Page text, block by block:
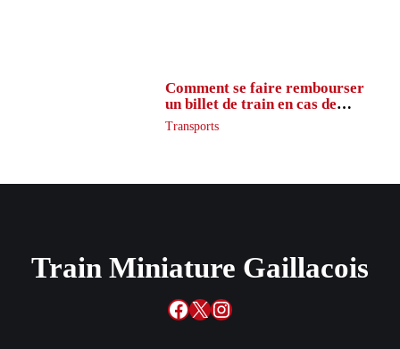
Comment se faire rembourser
un billet de train en cas de
retard ?
Transports
Train Miniature Gaillacois
Facebook
X Instagram